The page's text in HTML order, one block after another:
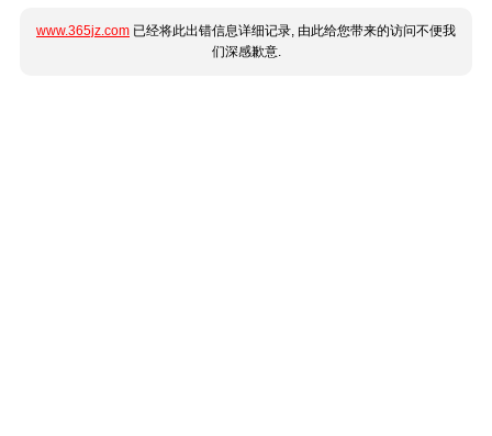
www.365jz.com 已经将此出错信息详细记录, 由此给您带来的访问不便我
们深感歉意.